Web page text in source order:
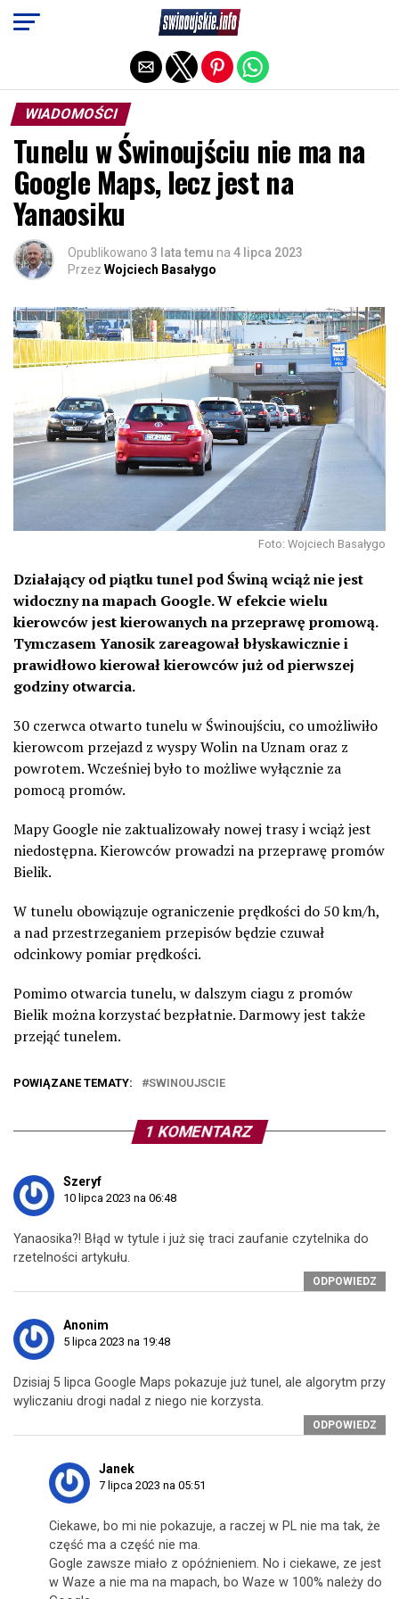
WIADOMOŚCI
Tunelu w Świnoujściu nie ma na
Google Maps, lecz jest na
Yanaosiku
Opublikowano 3 lata temu na 4 lipca 2023
Przez Wojciech Basałygo
Foto: Wojciech Basałygo
Działający od piątku tunel pod Świną wciąż nie jest
widoczny na mapach Google. W efekcie wielu
kierowców jest kierowanych na przeprawę promową.
Tymczasem Yanosik zareagował błyskawicznie i
prawidłowo kierował kierowców już od pierwszej
godziny otwarcia.
30 czerwca otwarto tunelu w Świnoujściu, co umożliwiło
kierowcom przejazd z wyspy Wolin na Uznam oraz z
powrotem. Wcześniej było to możliwe wyłącznie za
pomocą promów.
Mapy Google nie zaktualizowały nowej trasy i wciąż jest
niedostępna. Kierowców prowadzi na przeprawę promów
Bielik.
W tunelu obowiązuje ograniczenie prędkości do 50 km/h,
a nad przestrzeganiem przepisów będzie czuwał
odcinkowy pomiar prędkości.
Pomimo otwarcia tunelu, w dalszym ciagu z promów
Bielik można korzystać bezpłatnie. Darmowy jest także
przejąć tunelem.
POWIĄZANE TEMATY: SWINOUJSCIE
1 KOMENTARZ
Szeryf
10 lipca 2023 na 06:48
Yanaosika?! Błąd w tytule i już się traci zaufanie czytelnika do
rzetelności artykułu.
ODPOWIEDZ
Anonim
5 lipca 2023 na 19:48
Dzisiaj 5 lipca Google Maps pokazuje już tunel, ale algorytm przy
wyliczaniu drogi nadal z niego nie korzysta.
ODPOWIEDZ
Janek
7 lipca 2023 na 05:51
Ciekawe, bo mi nie pokazuje, a raczej w PL nie ma tak, że
część ma a część nie ma.
Gogle zawsze miało z opóźnieniem. No i ciekawe, ze jest
w Waze a nie ma na mapach, bo Waze w 100% należy do
Exit mobile version